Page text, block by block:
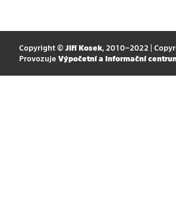
Copyright © Jiří Kosek, 2010–2022 |
Provozuje Výpočetní a informační